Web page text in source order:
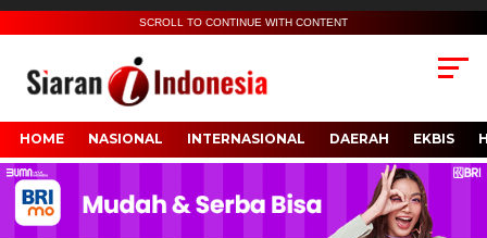
SCROLL TO CONTINUE WITH CONTENT
HOME NASIONAL INTERNASIONAL DAERAH EKBIS